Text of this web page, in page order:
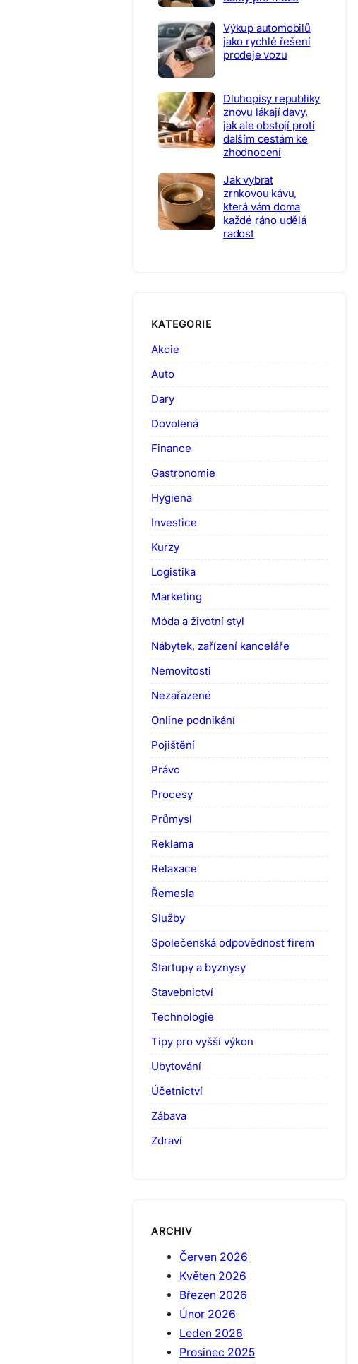
Výkup automobilů
jako rychlé řešení
prodeje vozu
Dluhopisy republiky
znovu lákají davy,
jak ale obstojí proti
dalším cestám ke
zhodnocení
Jak vybrat
zrnkovou kávu,
která vám doma
každé ráno udělá
radost
KATEGORIE
Akcie
Auto
Dary
Dovolená
Finance
Gastronomie
Hygiena
Investice
Kurzy
Logistika
Marketing
Móda a životní styl
Nábytek, zařízení kanceláře
Nemovitosti
Nezařazené
Online podnikání
Pojištění
Právo
Procesy
Průmysl
Reklama
Relaxace
Řemesla
Služby
Společenská odpovědnost firem
Startupy a byznysy
Stavebnictví
Technologie
Tipy pro vyšší výkon
Ubytování
Účetnictví
Zábava
Zdraví
ARCHIV
Červen 2026
Květen 2026
Březen 2026
Únor 2026
Leden 2026
Prosinec 2025